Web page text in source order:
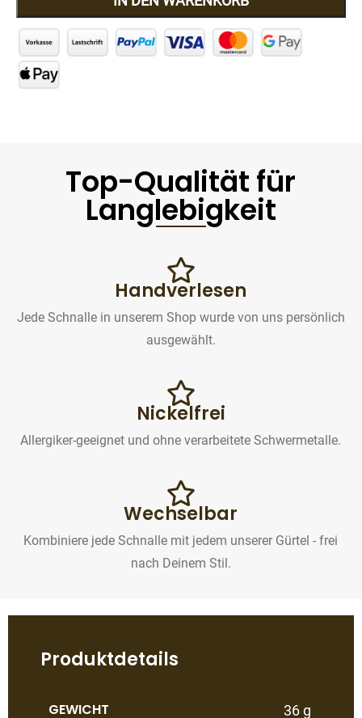
Top-Qualität für
Langlebigkeit
Handverlesen
Jede Schnalle in unserem Shop wurde von uns persönlich
ausgewählt.
Nickelfrei
Allergiker-geeignet und ohne verarbeitete Schwermetalle.
Wechselbar
Kombiniere jede Schnalle mit jedem unserer Gürtel - frei
nach Deinem Stil.
Produktdetails
GEWICHT 36 g